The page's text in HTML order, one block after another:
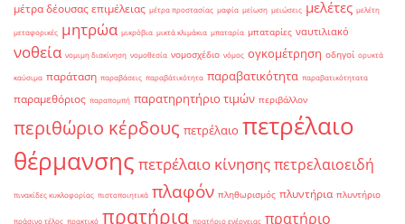
μέτρα δέουσας επιμέλειας μέτρα προστασίας μαφία μείωση μειώσεις μελέτες μελέτη
μεταφορικές μητρώα μικρόβια μικτά κλιμάκια μπαταρία μπαταρίες ναυτιλιακό
νοθεία νομιμη διακίνηση νομοθεσία νομοσχέδιο νόμος ογκομέτρηση οδηγοί ορυκτά
καύσιμα παράταση παραβάσεις παραβάτικότητα παραβατικότητα παραβατικότητατα
παραμεθόριος παραπομπή παρατηρητήριο τιμών περιβάλλον
περιθώριο κέρδους πετρέλαιο πετρέλαιο
θέρμανσης πετρέλαιο κίνησηςπετρελαιοειδή
πινακίδες κυκλοφορίας πιστοποιητικά πλαφόν πληθωρισμός πλυντήρια πλυντήριο
πράσινο τέλος πρακτικό πρατήρια πρατήριο ενέργειας πρατήριο